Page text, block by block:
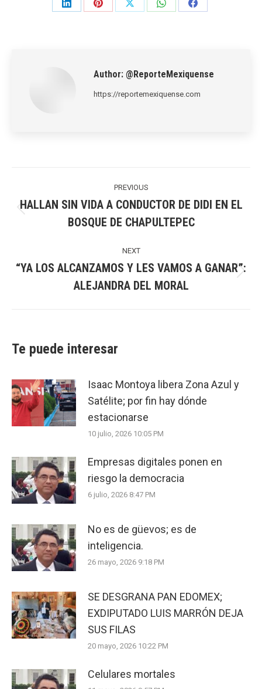
Share
Share
Share
Share
Share
Author: @ReporteMexiquense
https://reportemexiquense.com
PREVIOUS
post:
HALLAN SIN VIDA A CONDUCTOR DE DIDI EN EL
BOSQUE DE CHAPULTEPEC
NEXT
post:
“YA LOS ALCANZAMOS Y LES VAMOS A GANAR”:
ALEJANDRA DEL MORAL
Te puede interesar
Isaac Montoya libera Zona Azul y
Satélite; por fin hay dónde
estacionarse
10 julio, 2026 10:05 PM
Empresas digitales ponen en
riesgo la democracia
6 julio, 2026 8:47 PM
No es de güevos; es de
inteligencia.
26 mayo, 2026 9:18 PM
SE DESGRANA PAN EDOMEX;
EXDIPUTADO LUIS MARRÓN DEJA
SUS FILAS
20 mayo, 2026 10:22 PM
Celulares mortales